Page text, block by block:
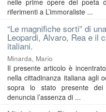
nelle prime opere del poeta
riferimenti a L’immoraliste ...
“Le magnifiche sorti” di
Leopardi, Alvaro, Rea e il
italiani.
Minarda, Mario
Il presente articolo è
nella cittadinanza italiana agli
sopra lo stato presente dei
denuncia l’assenza di ...